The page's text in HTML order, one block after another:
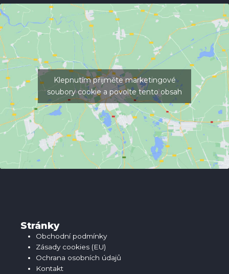
Klepnutím přijměte marketingové
soubory cookie a povolte tento obsah
Stránky
Obchodní podmínky
Zásady cookies (EU)
Ochrana osobních údajů
Kontakt